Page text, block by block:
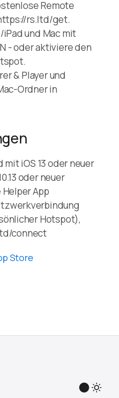
Remote
rs.ltd/get.
und Mac mit
- oder aktiviere den
& Player und
Ordner in
mit iOS 13 oder neuer
oder neuer
App
Hotspot),
connect